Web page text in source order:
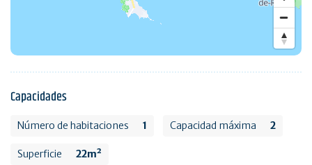
Capacidades
Número de habitaciones 1 Capacidad máxima 2
Superficie 22m²